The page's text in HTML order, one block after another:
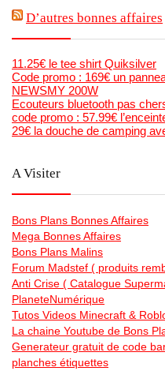
D’autres bonnes affaires
11.25€ le tee shirt Quiksilver
Code promo : 169€ un
NEWSMY 200W
Ecouteurs bluetooth pas
code promo : 57.99€
29€ la douche de camping
A Visiter
Bons Plans Bonnes Affaires
Mega Bonnes Affaires
Bons Plans Malins
Forum Madstef ( produits
Anti Crise ( Catalogue
PlaneteNumérique
Tutos Videos Minecraft &
La chaine Youtube de Bons
Generateur gratuit de code
planches étiquettes